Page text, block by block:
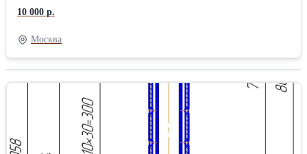
Привод - от ротора двигателя Направление вращения (если
смотреть со стороны хвостовика) - правое Максимальное число
оборотов, об/мин - 5100 Рабочая жидкость - топливо,
применяемое на двигателе Топливный насос 888 - предназначен
для двигателя АИ-20 (ПАЭС-2500), так же возможно
сельскохозяйственных, дорожных, транспортных машин, для
перекачки неагрессивных жидкостей.
10 000 р.
Москва